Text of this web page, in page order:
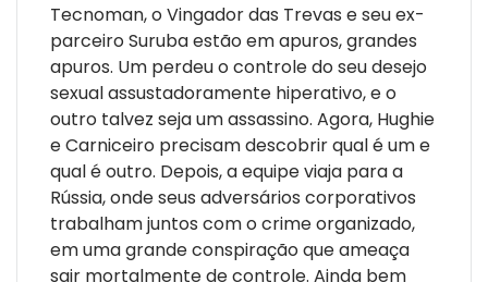
Tecnoman, o Vingador das Trevas e seu ex-
parceiro Suruba estão em apuros, grandes
apuros. Um perdeu o controle do seu desejo
sexual assustadoramente hiperativo, e o
outro talvez seja um assassino. Agora, Hughie
e Carniceiro precisam descobrir qual é um e
qual é outro. Depois, a equipe viaja para a
Rússia, onde seus adversários corporativos
trabalham juntos com o crime organizado,
em uma grande conspiração que ameaça
sair mortalmente de controle. Ainda bem